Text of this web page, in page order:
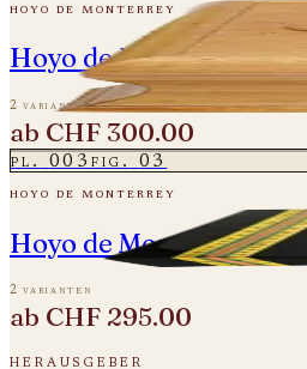
hoyo de monterrey
Hoyo de Monterrey -
2 varianten
ab CHF 300.00
pl. 003fig. 03
hoyo de monterrey
Hoyo de Monterrey -
2 varianten
ab CHF 295.00
herausgeber